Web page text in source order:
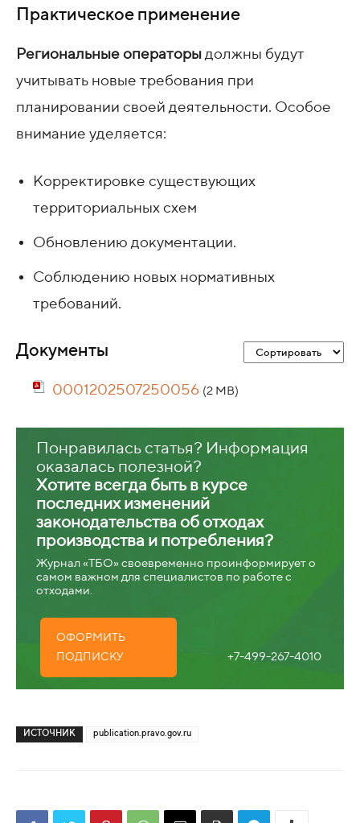
Практическое применение
Региональные операторы должны будут
учитывать новые требования при
планировании своей деятельности. Особое
внимание уделяется:
Корректировке существующих
территориальных схем
Обновлению документации.
Соблюдению новых нормативных
требований.
Документы
0001202507250056 (2 MB)
Понравилась статья? Информация
оказалась полезной?
Хотите всегда быть в курсе
последних изменений
законодательства об отходах
производства и потребления?
Журнал «ТБО» своевременно проинформирует о
самом важном для специалистов по работе с
отходами.
ОФОРМИТЬ
ПОДПИСКУ
+7-499-267-4010
ИСТОЧНИК publication.pravo.gov.ru